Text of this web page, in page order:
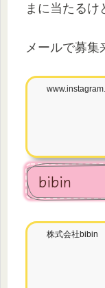
まに当たる
メールで募集
bibin
株式会社bibin